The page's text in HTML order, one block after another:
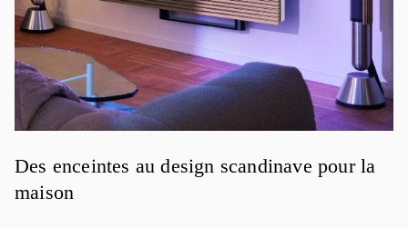
Des enceintes au design scandinave pour la
maison